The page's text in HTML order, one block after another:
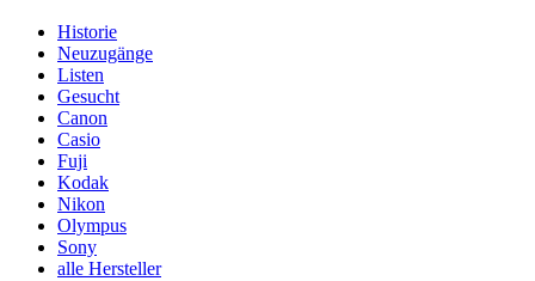
Historie
Neuzugänge
Listen
Gesucht
Canon
Casio
Fuji
Kodak
Nikon
Olympus
Sony
alle Hersteller